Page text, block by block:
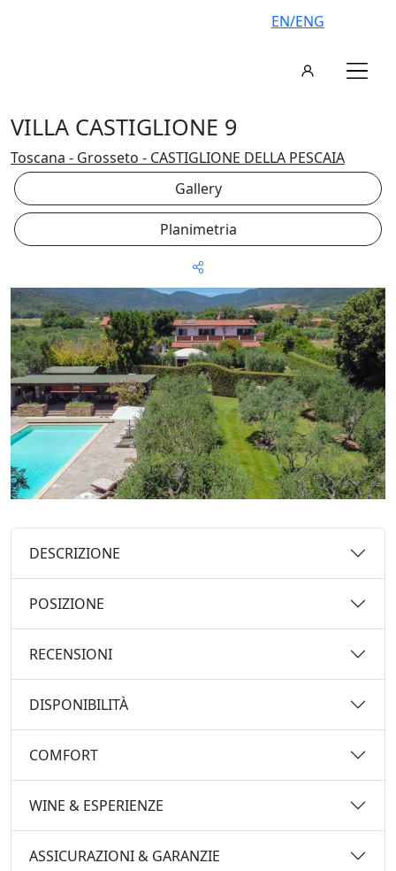
EN/ENG
VILLA CASTIGLIONE 9
Toscana - Grosseto - CASTIGLIONE DELLA PESCAIA
Gallery
Planimetria
DESCRIZIONE
POSIZIONE
RECENSIONI
DISPONIBILITÀ
COMFORT
WINE & ESPERIENZE
ASSICURAZIONI & GARANZIE